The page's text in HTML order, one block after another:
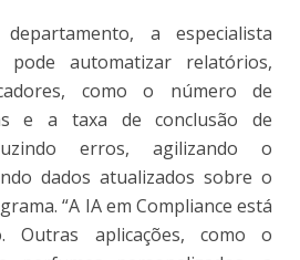
a especialista
automatizar relatórios,
como o número de
e a taxa de conclusão de
erros, agilizando o
dados atualizados sobre o
“A IA em Compliance está
Outras aplicações, como o